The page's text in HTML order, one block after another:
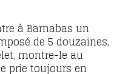
à Barnabas un
de 5 douzaines,
montre-le au
prie toujours en